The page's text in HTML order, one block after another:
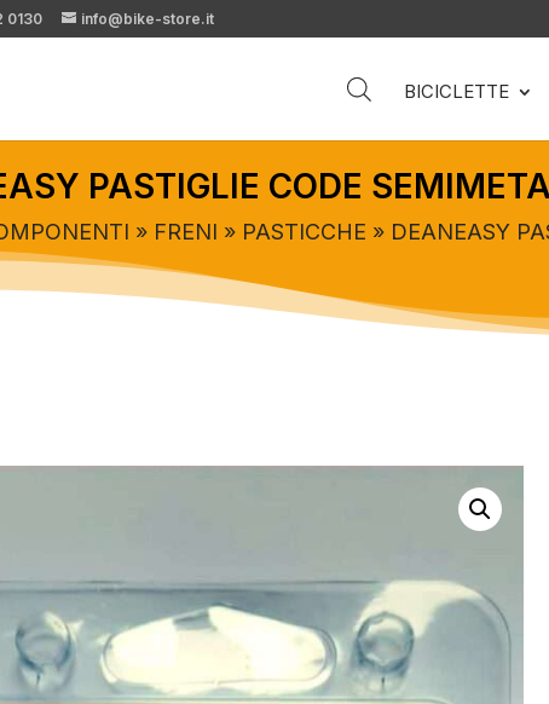
0130 info@bike-store.it
BICICLETTE
PASTIGLIE CODE
» FRENI » PASTICCHE » DEANEASY